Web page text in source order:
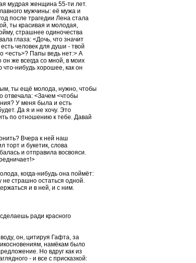
мудрая женщина 55-ти лет.
мужчины: её мужа и
после трагедии Лена стала
ты красивая и молодая,
страшнее одиночества
глаза: <Дочь, что значит
человек для души - твой
<есть>? Папы ведь нет:> А
же всегда со мной, в моих
что-нибудь хорошее, как он
ты ещё молода, нужно, чтобы
отвечала: <Зачем <чтобы
У меня была и есть
Да я и не хочу. Это
по отношению к тебе. Давай
Вчера к ней наш
торт и букетик, слова
и отправила восвояси.
когда-нибудь она поймёт:
не страшно остаться одной.
и в ней, и с ним.
ради красного
он, цитируя Гафта, за
намёкам было
Но вдруг как из
- и все с присказкой: